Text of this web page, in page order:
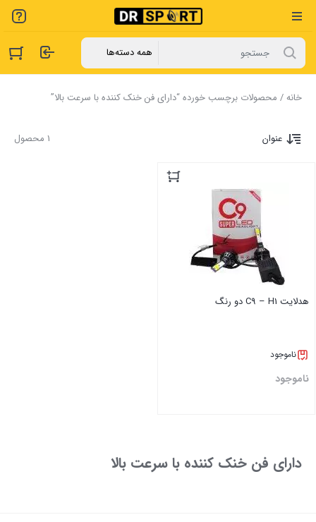
خانه/ محصولات برچسب خورده “دارای فن خنک کننده با سرعت بالا”
1 محصول عنوان
هدلایت C9 – H1 دو رنگ
ناموجود
ناموجود
دارای فن خنک کننده با سرعت بالا